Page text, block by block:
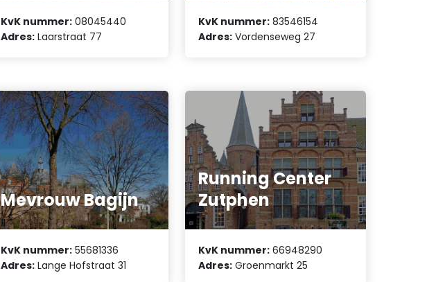
KvK nummer: 08045440
Adres: Laarstraat 77
KvK nummer: 83546154
Adres: Vordenseweg 27
Mevrouw Bagijn
KvK nummer: 55681336
Adres: Lange Hofstraat 31
Running Center
Zutphen
KvK nummer: 66948290
Adres: Groenmarkt 25